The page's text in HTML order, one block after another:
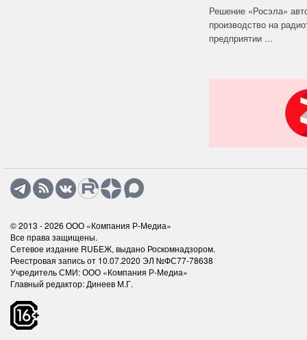
Решение «Росэла»
производство на
предприятии ...
© 2013 - 2026 ООО «Компания Р-Медиа»
Все права защищены.
Сетевое издание RUБЕЖ, выдано Роскомнадзором.
Реестровая запись от 10.07.2020 ЭЛ №ФС77-78638
Учредитель СМИ: ООО «Компания Р-Медиа»
Главный редактор: Динеев М.Г.